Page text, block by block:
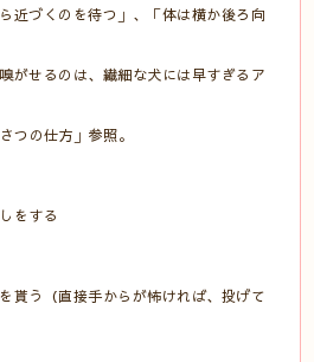
近づくのを待つ」、「体は横か後ろ向
せるのは、繊細な犬には早すぎるア
つの仕方」参照。
をする
貰う（直接手からが怖ければ、投げて